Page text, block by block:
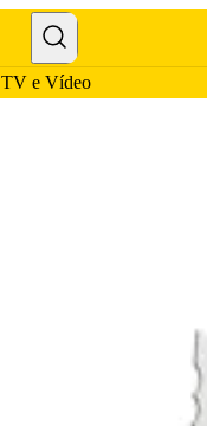
TV e Vídeo